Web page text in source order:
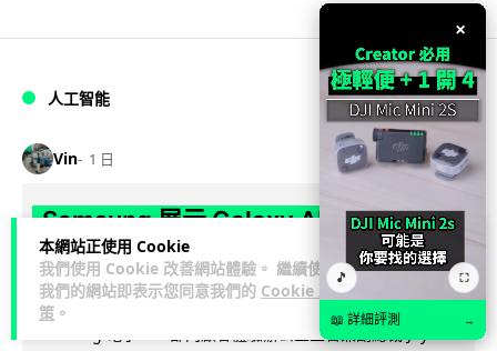
本網站正使用 Cookie
我們使用 Cookie 改善網站體驗。 繼續使用
我們的網站即表示您同意我們的 Cookie 政
策 。
人工智能
Vin 1 日
Samsung 展示 Galaxy AI 新方向 未來
手機毋須輸入文字 轉向 Agent 全自動操
作
Samsung 電子 MX 部門顧客體驗辦公室主管兼副總裁 Jay Kim
×
🎵 ⛶
📖 詳細評測 →